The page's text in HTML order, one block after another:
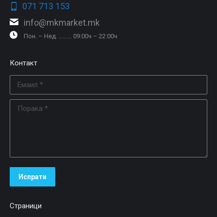
071 713 153
info@mkmarket.mk
Пон. – Нед. ……… 09:00ч – 22:00ч
Контакт
Порака *
Испрати
Страници